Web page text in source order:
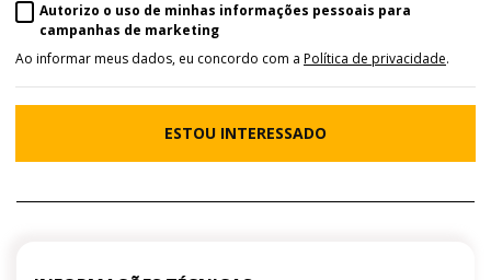
Autorizo o uso de minhas informações pessoais para
campanhas de marketing
Ao informar meus dados, eu concordo com a Política de privacidade.
ESTOU INTERESSADO